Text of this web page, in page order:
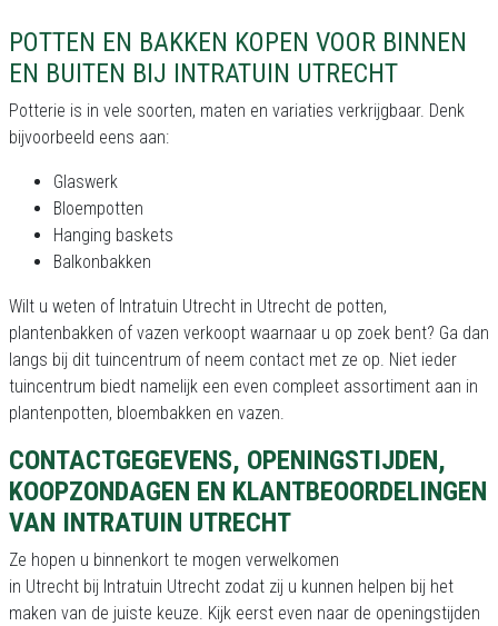
POTTEN EN BAKKEN KOPEN VOOR BINNEN
EN BUITEN BIJ INTRATUIN UTRECHT
Potterie is in vele soorten, maten en variaties verkrijgbaar. Denk
bijvoorbeeld eens aan:
Glaswerk
Bloempotten
Hanging baskets
Balkonbakken
Wilt u weten of Intratuin Utrecht in Utrecht de potten,
plantenbakken of vazen verkoopt waarnaar u op zoek bent? Ga dan
langs bij dit tuincentrum of neem contact met ze op. Niet ieder
tuincentrum biedt namelijk een even compleet assortiment aan in
plantenpotten, bloembakken en vazen.
CONTACTGEGEVENS, OPENINGSTIJDEN,
KOOPZONDAGEN EN KLANTBEOORDELINGEN
VAN INTRATUIN UTRECHT
Ze hopen u binnenkort te mogen verwelkomen
in Utrecht bij Intratuin Utrecht zodat zij u kunnen helpen bij het
maken van de juiste keuze. Kijk eerst even naar de openingstijden